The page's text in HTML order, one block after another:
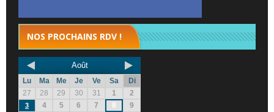
NOS PROCHAINS RDV !
Août
Lu Ma Me Je Ve Sa
Di
27
28 29 30 31 1 2
3 4 5 6 7 8 9